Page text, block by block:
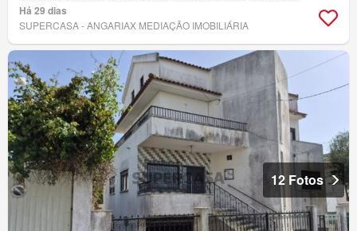
Há 29 dias
SUPERCASA - ANGARIAX MEDIAÇÃO IMOBILIÁRIA
12 Fotos